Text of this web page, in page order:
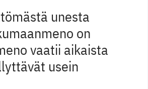
unesta
on
vaatii aikaista
usein